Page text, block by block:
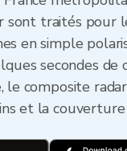
sont traités
en simple
secondes
le composite
et la